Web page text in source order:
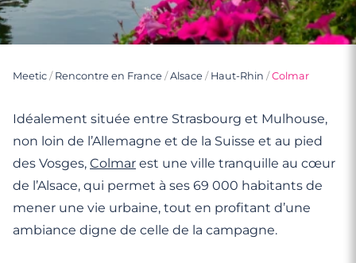
Meetic / Rencontre en France /Alsace / Haut-Rhin /Colmar
Idéalement située entre Strasbourg et Mulhouse,
non loin de l’Allemagne et de la Suisse et au pied
des Vosges, Colmar est une ville tranquille au cœur
de l’Alsace, qui permet à ses 69 000 habitants de
mener une vie urbaine, tout en profitant d’une
ambiance digne de celle de la campagne.